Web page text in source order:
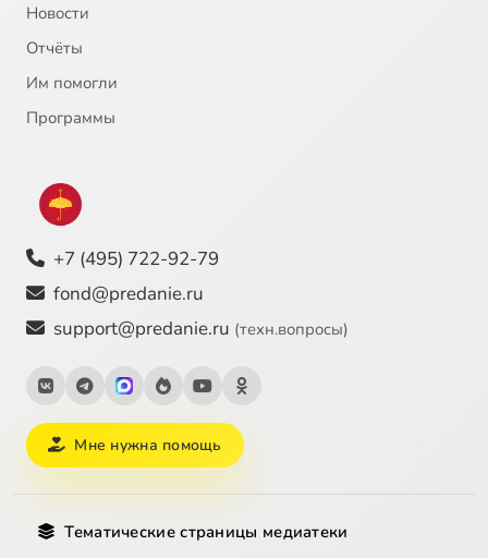
Новости
Отчёты
Им помогли
Программы
+7 (495) 722-92-79
fond@predanie.ru
support@predanie.ru (техн.вопросы)
Мне нужна помощь
Тематические страницы медиатеки